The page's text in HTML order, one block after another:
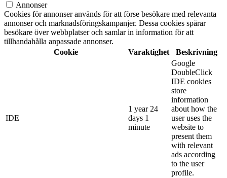
Annonser
Cookies för annonser används för att förse besökare med relevanta
annonser och marknadsföringskampanjer. Dessa cookies spårar
besökare över webbplatser och samlar in information för att
tillhandahålla anpassade annonser.
Cookie
Varaktighet Beskrivning
IDE
1 year 24
days 1
minute
Google
DoubleClick
IDE cookies
store
information
about how the
user uses the
website to
present them
with relevant
ads according
to the user
profile.